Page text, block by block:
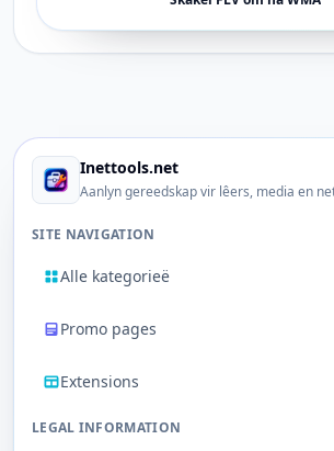
Inettools.net
Aanlyn gereedskap vir lêers, media en
SITE NAVIGATION
Alle kategorieë
Promo pages
Extensions
LEGAL INFORMATION